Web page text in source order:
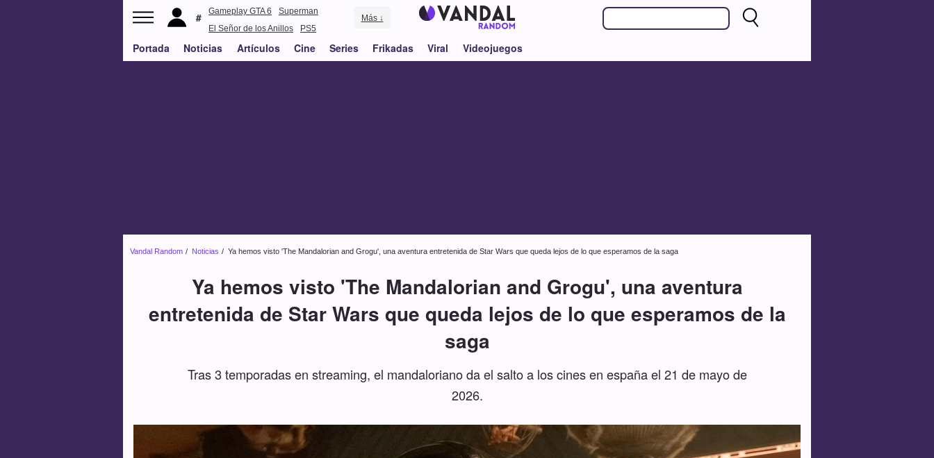
Gameplay GTA 6
Superman
El Señor de los Anillos
PS5
Más ↓
Portada Noticias Artículos Cine Series Frikadas Viral Videojuegos
Vandal Random Noticias Ya hemos visto 'The Mandalorian and Grogu', una aventura entretenida de Star Wars que queda lejos de lo que esperamos de la saga
Ya hemos visto 'The Mandalorian and Grogu', una aventura
entretenida de Star Wars que queda lejos de lo que esperamos de la
saga
Tras 3 temporadas en streaming, el mandaloriano da el salto a los cines en españa el 21 de mayo de
2026.